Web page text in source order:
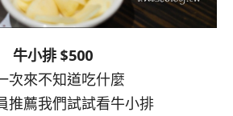
牛小排 $500
次來不知道吃什麼
推薦我們試試看牛小排